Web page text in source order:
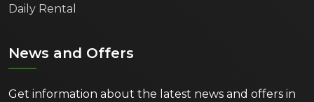
Daily Rental
News and Offers
Get information about the latest news and offers in